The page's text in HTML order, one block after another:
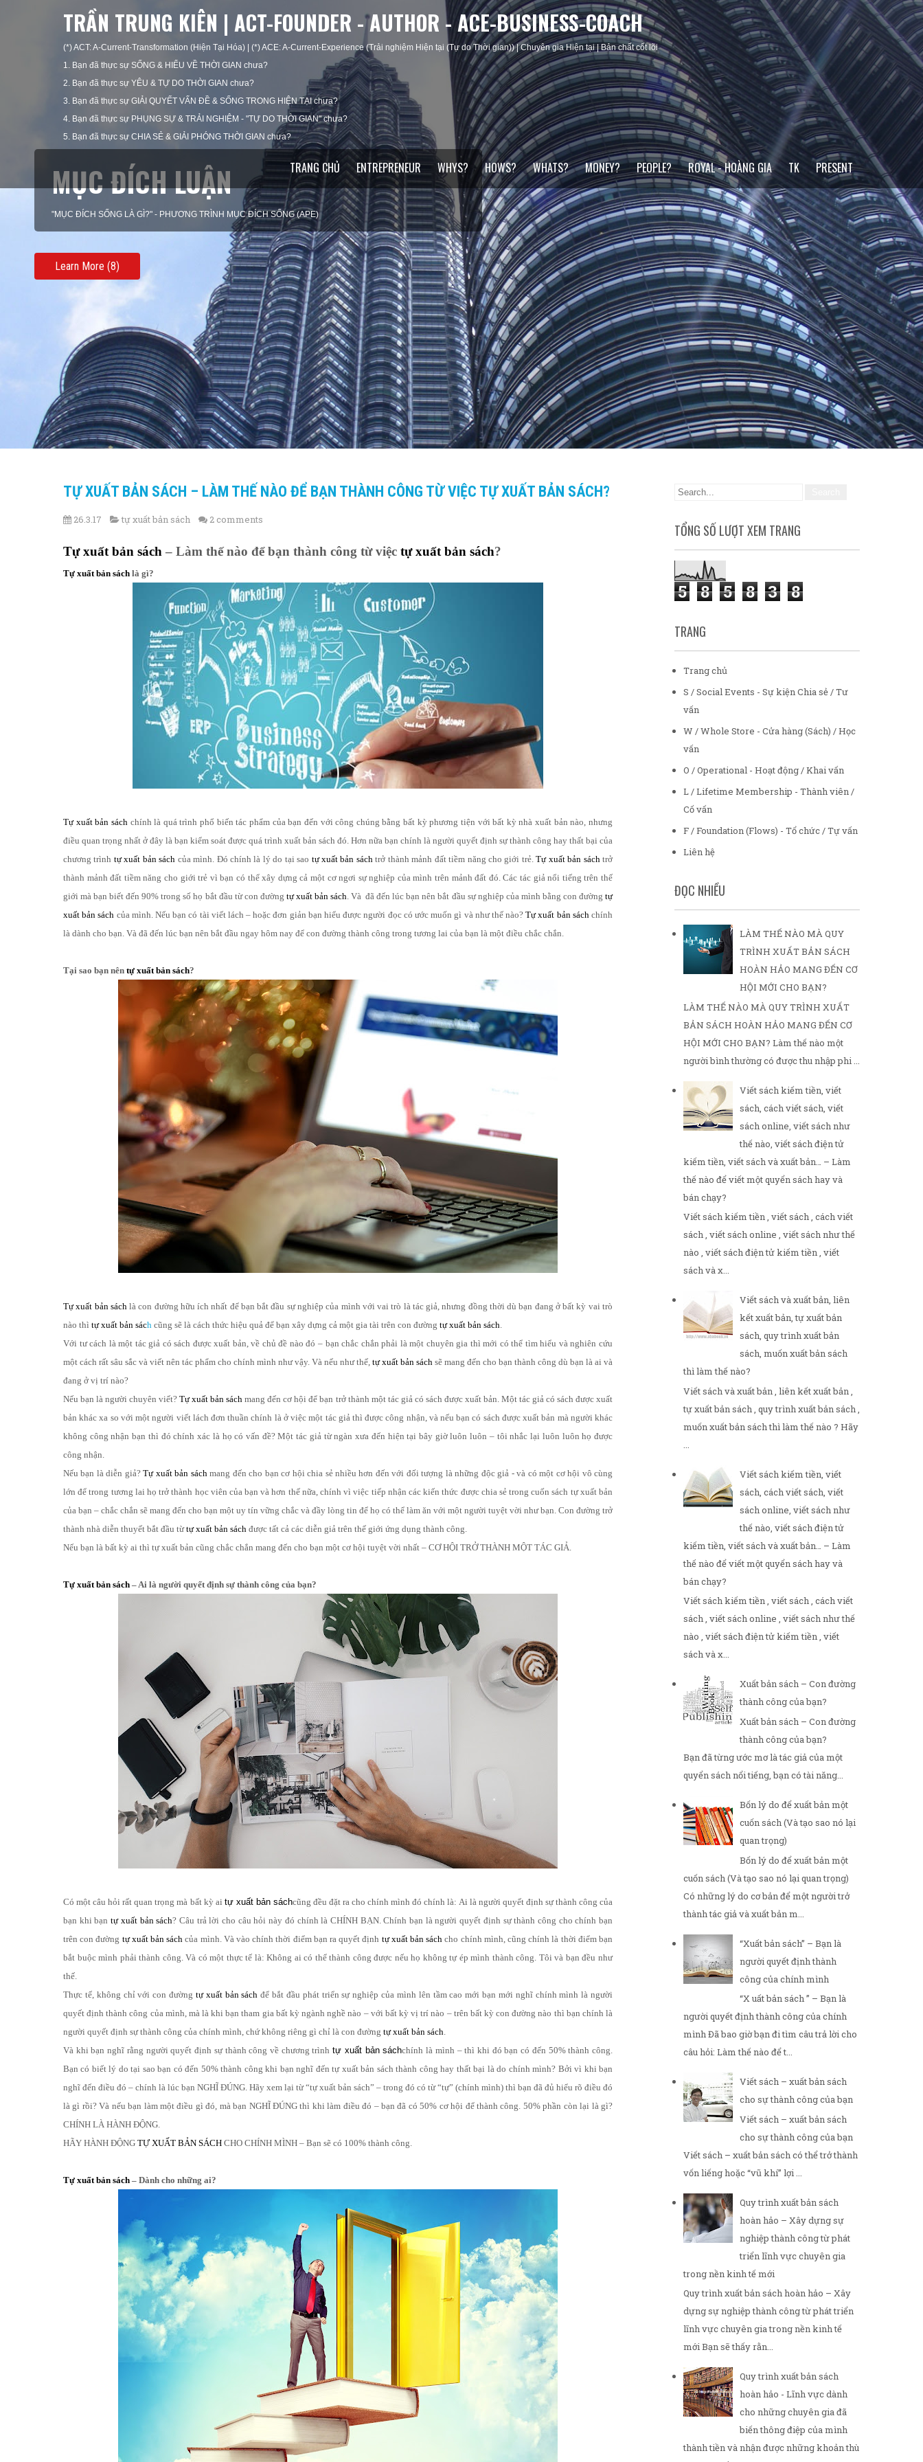
TRẦN TRUNG KIÊN | ACT-FOUNDER - AUTHOR - ACE-BUSINESS-COACH
(*) ACT: A-Current-Transformation (Hiện Tại Hóa) | (*) ACE: A-Current-Experience (Trải nghiệm Hiện tại (Tự do Thời gian)) | Chuyên gia Hiện tại | Bản chất cốt lõi
1. Bạn đã thực sự SỐNG & HIỂU VỀ THỜI GIAN chưa?
2. Bạn đã thực sự YÊU & TỰ DO THỜI GIAN chưa?
3. Bạn đã thực sự GIẢI QUYẾT VẤN ĐỀ & SỐNG TRONG HIỆN TẠI chưa?
4. Bạn đã thực sự PHỤNG SỰ & TRẢI NGHIỆM - "TỰ DO THỜI GIAN" chưa?
5. Bạn đã thực sự CHIA SẺ & GIẢI PHÓNG THỜI GIAN chưa?
TRANG CHỦ ENTREPRENEUR WHYS? HOWS? WHATS? MONEY? PEOPLE? ROYAL - HOÀNG GIA TK PRESENT
MỤC ĐÍCH LUẬN
"MỤC ĐÍCH SỐNG LÀ GÌ?" - PHƯƠNG TRÌNH MỤC ĐÍCH SỐNG (APE)
Learn More (8)
TỰ XUẤT BẢN SÁCH – LÀM THẾ NÀO ĐỂ BẠN THÀNH CÔNG TỪ VIỆC TỰ XUẤT BẢN SÁCH?
26.3.17 tự xuất bản sách 2 comments
Tự xuất bản sách – Làm thế nào để bạn thành công từ việc tự xuất bản sách?
Tự xuất bản sách là gì?
Tự xuất bản sáchchính là quá trình phổ biến tác phẩm của bạn đến với công chúng bằng bất kỳ phương tiện với bất kỳ nhà xuất bản nào, nhưng
điều quan trọng nhất ở đây là bạn kiểm soát được quá trình xuất bản sách đó. Hơn nữa bạn chính là người quyết định sự thành công hay thất bại của
chương trình tự xuất bản sách của mình. Đó chính là lý do tại sao tự xuất bản sáchtrở thành mảnh đất tiềm năng cho giới trẻ.Tự xuất bản sáchtrở
thành mảnh đất tiềm năng cho giới trẻ vì bạn có thể xây dựng cả một cơ ngơi sự nghiệp của mình trên mảnh đất đó. Các tác giả nổi tiếng trên thế
giới mà bạn biết đến 90% trong số họ bắt đầu từ con đường tự xuất bản sách. Và đã đến lúc bạn nên bắt đầu sự nghiệp của mình bằng con đườngtự
xuất bản sách của mình. Nếu bạn có tài viết lách – hoặc đơn giản bạn hiểu được người đọc có ước muốn gì và như thế nào?Tự xuất bản sáchchính
là dành cho bạn. Và đã đến lúc bạn nên bắt đầu ngay hôm nay để con đường thành công trong tương lai của bạn là một điều chắc chắn.
Tại sao bạn nên tự xuất bản sách?
Tự xuất bản sáchlà con đường hữu ích nhất để bạn bắt đầu sự nghiệp của mình với vai trò là tác giả, nhưng đồng thời dù bạn đang ở bất kỳ vai trò
nào thì tự xuất bản sách cũng sẽ là cách thức hiệu quả để bạn xây dựng cả một gia tài trên con đường tự xuất bản sách.
Với tư cách là một tác giả có sách được xuất bản, về chủ đề nào đó – bạn chắc chắn phải là một chuyên gia thì mới có thể tìm hiểu và nghiên cứu
một cách rất sâu sắc và viết nên tác phẩm cho chính mình như vậy. Và nếu như thế, tự xuất bản sách sẽ mang đến cho bạn thành công dù bạn là ai và
đang ở vị trí nào?
Nếu bạn là người chuyên viết?Tự xuất bản sách mang đến cơ hội để bạn trở thành một tác giả có sách được xuất bản. Một tác giả có sách được xuất
bản khác xa so với một người viết lách đơn thuần chính là ở việc một tác giả thì được công nhận, và nếu bạn có sách được xuất bản mà người khác
không công nhận bạn thì đó chính xác là họ có vấn đề? Một tác giả từ ngàn xưa đến hiện tại bây giờ luôn luôn – tôi nhắc lại luôn luôn họ được
công nhận.
Nếu bạn là diễn giả?Tự xuất bản sáchmang đến cho bạn cơ hội chia sẻ nhiều hơn đến với đối tượng là những độc giả - và có một cơ hội vô cùng
lớn để trong tương lai họ trở thành học viên của bạn và hơn thế nữa, chính vì việc tiếp nhận các kiến thức được chia sẻ trong cuốn sách tự xuất bản
của bạn – chắc chắn sẽ mang đến cho bạn một uy tín vững chắc và đầy lòng tin để họ có thể làm ăn với một người tuyệt vời như bạn. Con đường trở
thành nhà diễn thuyết bắt đầu từtự xuất bản sách được tất cả các diễn giả trên thế giới ứng dụng thành công.
Nếu bạn là bất kỳ ai thì tự xuất bản cũng chắc chắn mang đến cho bạn một cơ hội tuyệt vời nhất – CƠ HỘI TRỞ THÀNH MỘT TÁC GIẢ.
Tự xuất bản sách – Ai là người quyết định sự thành công của bạn?
Có một câu hỏi rất quan trọng mà bất kỳ ai tự xuất bản sáchcũng đều đặt ra cho chính mình đó chính là: Ai là người quyết định sự thành công của
bạn khi bạntự xuất bản sách? Câu trả lời cho câu hỏi này đó chính là CHÍNH BẠN. Chính bạn là người quyết định sự thành công cho chính bạn
trên con đường tự xuất bản sách của mình. Và vào chính thời điểm bạn ra quyết định tự xuất bản sách cho chính mình, cũng chính là thời điểm bạn
bắt buộc mình phải thành công. Và có một thực tế là: Không ai có thể thành công được nếu họ không tự ép mình thành công. Tôi và bạn đều như
thế.
Thực tế, không chỉ với con đường tự xuất bản sách để bắt đầu phát triển sự nghiệp của mình lên tầm cao mới bạn mới nghĩ chính mình là người
quyết định thành công của mình, mà là khi bạn tham gia bất kỳ ngành nghề nào – với bất kỳ vị trí nào – trên bất kỳ con đường nào thì bạn chính là
người quyết định sự thành công của chính mình, chứ không riêng gì chỉ là con đường tự xuất bản sách.
Và khi bạn nghĩ rằng người quyết định sự thành công về chương trìnhtự xuất bản sáchchính là mình – thì khi đó bạn có đến 50% thành công.
Bạn có biết lý do tại sao bạn có đến 50% thành công khi bạn nghĩ đến tự xuất bản sách thành công hay thất bại là do chính mình? Bởi vì khi bạn
nghĩ đến điều đó – chính là lúc bạn NGHĨ ĐÚNG. Hãy xem lại từ “tự xuất bản sách” – trong đó có từ “tự” (chính mình) thì bạn đã đủ hiểu rõ điều đó
là gì rồi? Và nếu bạn làm một điều gì đó, mà bạn NGHĨ ĐÚNG thì khi làm điều đó – bạn đã có 50% cơ hội để thành công. 50% phần còn lại là gì?
CHÍNH LÀ HÀNH ĐỘNG.
HÃY HÀNH ĐỘNG TỰ XUẤT BẢN SÁCH CHO CHÍNH MÌNH – Bạn sẽ có 100% thành công.
Tự xuất bản sách – Dành cho những ai?
TỔNG SỐ LƯỢT XEM TRANG
5 8 5 8 3 8
TRANG
Trang chủ
S / Social Events - Sự kiện Chia sẻ / Tư
vấn
W / Whole Store - Cửa hàng (Sách) / Học
vấn
O / Operational - Hoạt động / Khai vấn
L / Lifetime Membership - Thành viên /
Cố vấn
F / Foundation (Flows) - Tổ chức / Tự vấn
Liên hệ
ĐỌC NHIỀU
LÀM THẾ NÀO MÀ QUY
TRÌNH XUẤT BẢN SÁCH
HOÀN HẢO MANG ĐẾN CƠ
HỘI MỚI CHO BẠN?
LÀM THẾ NÀO MÀ QUY TRÌNH XUẤT
BẢN SÁCH HOÀN HẢO MANG ĐẾN CƠ
HỘI MỚI CHO BẠN? Làm thế nào một
người bình thường có được thu nhập phi ...
Viết sách kiếm tiền, viết
sách, cách viết sách, viết
sách online, viết sách như
thế nào, viết sách điện tử
kiếm tiền, viết sách và xuất bản… – Làm
thế nào để viết một quyển sách hay và
bán chạy?
Viết sách kiếm tiền , viết sách , cách viết
sách , viết sách online , viết sách như thế
nào , viết sách điện tử kiếm tiền , viết
sách và x...
Viết sách và xuất bản, liên
kết xuất bản, tự xuất bản
sách, quy trình xuất bản
sách, muốn xuất bản sách
thì làm thế nào?
Viết sách và xuất bản , liên kết xuất bản ,
tự xuất bản sách , quy trình xuất bản sách ,
muốn xuất bản sách thì làm thế nào ? Hãy
...
Viết sách kiếm tiền, viết
sách, cách viết sách, viết
sách online, viết sách như
thế nào, viết sách điện tử
kiếm tiền, viết sách và xuất bản… – Làm
thế nào để viết một quyển sách hay và
bán chạy?
Viết sách kiếm tiền , viết sách , cách viết
sách , viết sách online , viết sách như thế
nào , viết sách điện tử kiếm tiền , viết
sách và x...
Xuất bản sách – Con đường
thành công của bạn?
Xuất bản sách – Con đường
thành công của bạn?
Bạn đã từng ước mơ là tác giả của một
quyển sách nổi tiếng, bạn có tài năng...
Bốn lý do để xuất bản một
cuốn sách (Và tạo sao nó lại
quan trọng)
Bốn lý do để xuất bản một
cuốn sách (Và tạo sao nó lại quan trọng)
Có những lý do cơ bản để một người trở
thành tác giả và xuất bản m...
“Xuất bản sách” – Bạn là
người quyết định thành
công của chính mình
“X uất bản sách ” – Bạn là
người quyết định thành công của chính
mình Đã bao giờ bạn đi tìm câu trả lời cho
câu hỏi: Làm thế nào để t...
Viết sách – xuất bản sách
cho sự thành công của bạn
Viết sách – xuất bản sách
cho sự thành công của bạn
Viết sách – xuất bản sách có thể trở thành
vốn liếng hoặc “vũ khí” lợi ...
Quy trình xuất bản sách
hoàn hảo – Xây dựng sự
nghiệp thành công từ phát
triển lĩnh vực chuyên gia
trong nền kinh tế mới
Quy trình xuất bản sách hoàn hảo – Xây
dựng sự nghiệp thành công từ phát triển
lĩnh vực chuyên gia trong nền kinh tế
mới Bạn sẽ thấy rằn...
Quy trình xuất bản sách
hoàn hảo - Lĩnh vực dành
cho những chuyên gia đã
biến thông điệp của mình
thành tiền và nhận được những khoản thù